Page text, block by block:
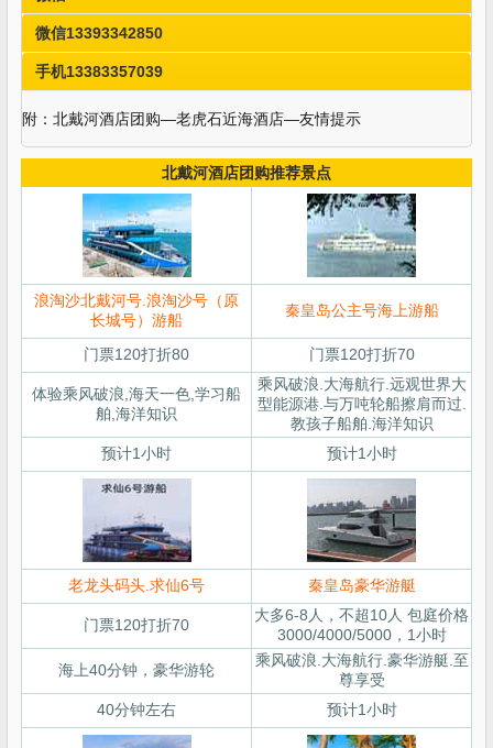
微信13393342850
手机13383357039
附：北戴河酒店团购—老虎石近海酒店—友情提示
北戴河酒店团购推荐景点
浪淘沙北戴河号.浪淘沙号（原
长城号）游船
秦皇岛公主号海上游船
门票120打折80 门票120打折70
体验乘风破浪,海天一色,学习船
舶,海洋知识
乘风破浪.大海航行.远观世界大
型能源港.与万吨轮船擦肩而过.
教孩子船舶.海洋知识
预计1小时
预计1小时
老龙头码头.求仙6号 秦皇岛豪华游艇
门票120打折70
大多6-8人，不超10人 包庭价格
3000/4000/5000，1小时
海上40分钟，豪华游轮
乘风破浪.大海航行.豪华游艇.至
尊享受
40分钟左右
预计1小时